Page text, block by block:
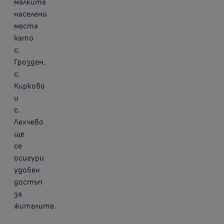
малките
населени
места
като
с.
Грозден,
с.
Кирково
и
с.
Лехчево
ще
се
осигури
удобен
достъп
за
жителите.